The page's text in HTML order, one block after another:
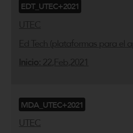
EDT_UTEC+2021
UTEC
Ed Tech (plataformas para el
Inicio: 22,Feb,2021
MDA_UTEC+2021
UTEC